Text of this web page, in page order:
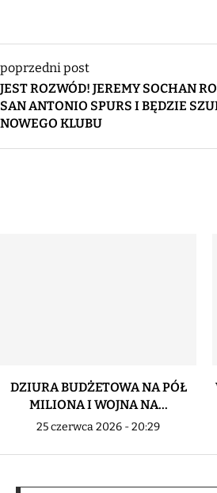
poprzedni post
JEST ROZWÓD! JEREMY SOCHAN
SAN ANTONIO SPURS I BĘDZIE
NOWEGO KLUBU
DZIURA BUDŻETOWA NA PÓŁ
MILIONA I WOJNA NA...
25 czerwca 2026 - 20:29